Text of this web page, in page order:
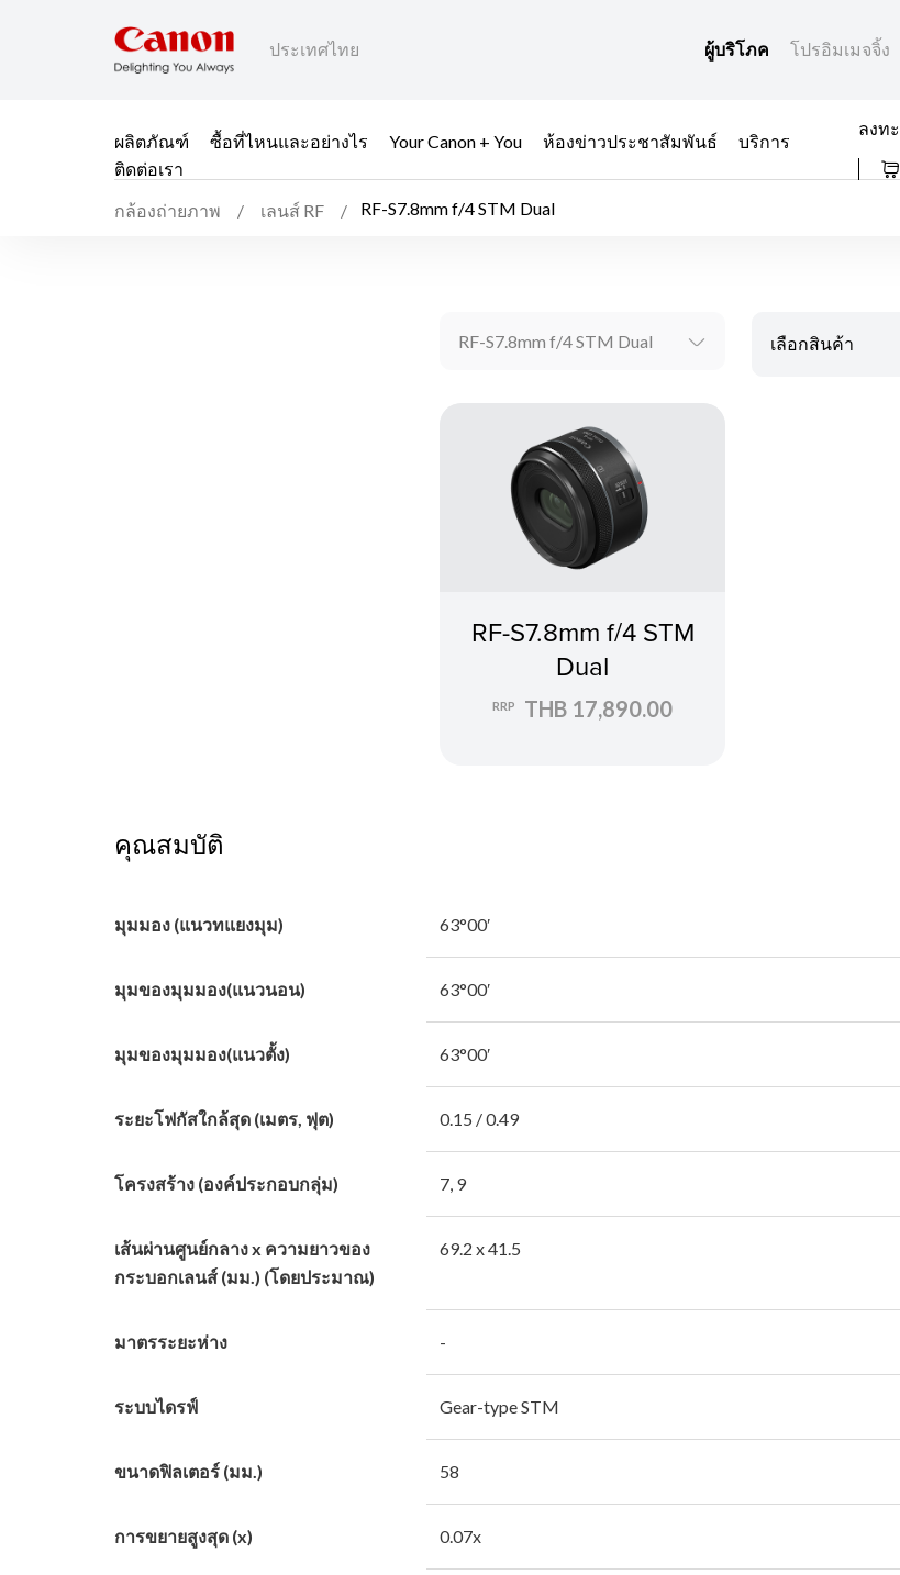
ประเทศไทย ผู้บริโภค โปรอิมเมจจิ้ง
ผลิตภัณฑ์ ซื้อที่ไหนและอย่างไร Your Canon + You ห้องข่าวประชาสัมพันธ์
บริการ
ติดต่อเรา
ลงท
กล้องถ่ายภาพ เลนส์ RF RF-S7.8mm f/4 STM Dual
RF-S7.8mm f/4 STM Dual เลือกสินค้า
RF-S7.8mm f/4 STM
Dual
RRP THB 17,890.00
คุณสมบัติ
มุมมอง (แนวทแยงมุม) 63°00′
มุมของมุมมอง(แนวนอน) 63°00′
มุมของมุมมอง(แนวตั้ง) 63°00′
ระยะโฟกัสใกล้สุด (เมตร, ฟุต) 0.15 / 0.49
โครงสร้าง (องค์ประกอบกลุ่ม) 7, 9
เส้นผ่านศูนย์กลาง x ความยาวของ
กระบอกเลนส์ (มม.) (โดยประมาณ)
69.2 x 41.5
มาตรระยะห่าง -
ระบบไดรฟ์ Gear-type STM
ขนาดฟิลเตอร์ (มม.) 58
การขยายสูงสุด (x) 0.07x